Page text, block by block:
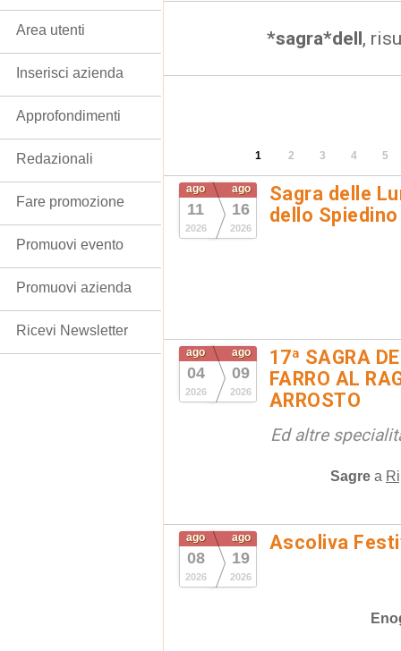
*sagra*dell,
1 2 3 4 5
ago
11
2026
ago
16
2026
Sagra delle
dello Spiedino
ago
04
2026
ago
09
2026
17ª SAGRA
FARRO AL
ARROSTO
Ed altre
Sagre a
ago
08
2026
ago
19
2026
Ascoliva
Area utenti
Inserisci azienda
Approfondimenti
Redazionali
Fare promozione
Promuovi evento
Promuovi azienda
Ricevi Newsletter